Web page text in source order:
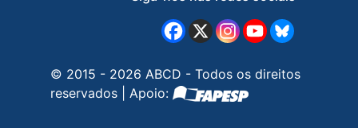
© 2015 - 2026 ABCD - Todos os direitos
reservados | Apoio: